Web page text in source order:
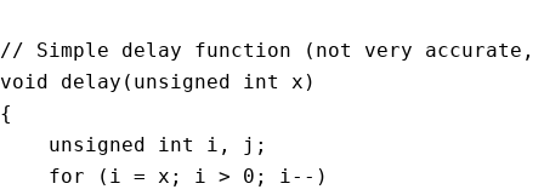
// Simple delay function (not very accurate,
void
delay ( unsigned int x )
{
unsigned
int i , j ;
for
( i = x ; i > 0 ; i-- )